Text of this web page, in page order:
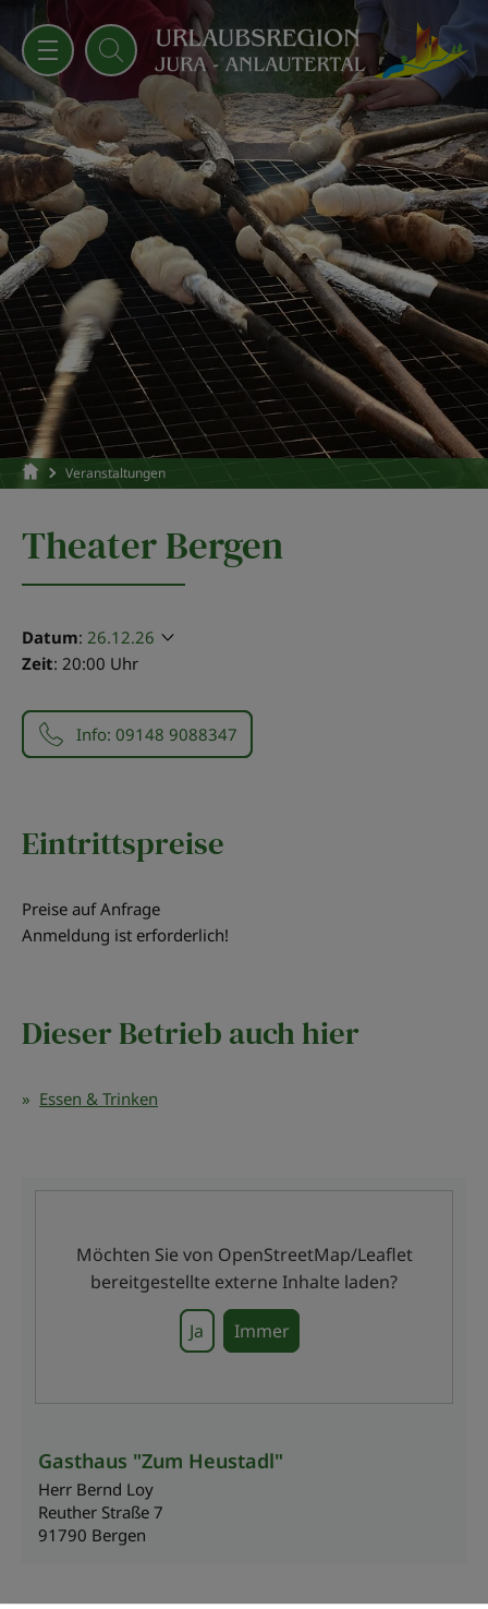
Veranstaltungen
Theater Bergen
Datum: 26.12.26
Zeit: 20:00 Uhr
Info: 09148 9088347
Eintrittspreise
Preise auf Anfrage
Anmeldung ist erforderlich!
Dieser Betrieb auch hier
Essen & Trinken
Möchten Sie von OpenStreetMap/Leaflet
bereitgestellte externe Inhalte laden?
Ja Immer
Gasthaus "Zum Heustadl"
Herr Bernd Loy
Reuther Straße 7
91790 Bergen